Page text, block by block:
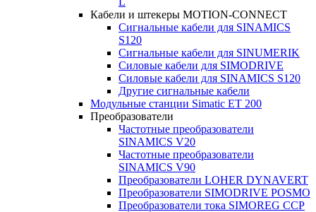
Кабели и штекеры MOTION-CONNECT
Сигнальные кабели для SINAMICS
S120
Сигнальные кабели для SINUMERIK
Силовые кабели для SIMODRIVE
Силовые кабели для SINAMICS S120
Другие сигнальные кабели
Модульные станции Simatic ET 200
Преобразователи
Частотные преобразователи
SINAMICS V20
Частотные преобразователи
SINAMICS V90
Преобразователи LOHER DYNAVERT
Преобразователи SIMODRIVE POSMO
Преобразователи тока SIMOREG CCP